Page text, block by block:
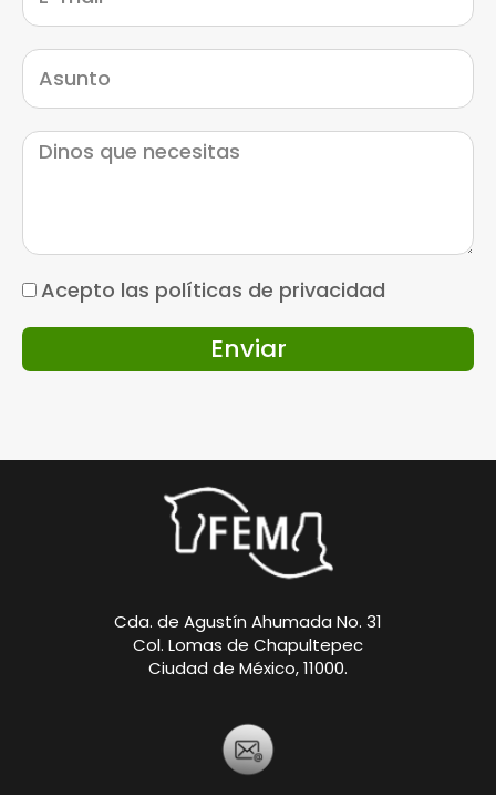
Acepto las políticas de privacidad
Enviar
Cda. de Agustín Ahumada No. 31
Col. Lomas de Chapultepec
Ciudad de México, 11000.